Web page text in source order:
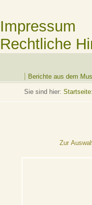
Impressum
Rechtliche
Berichte aus dem
Sie sind hier: Startseite:
Zur